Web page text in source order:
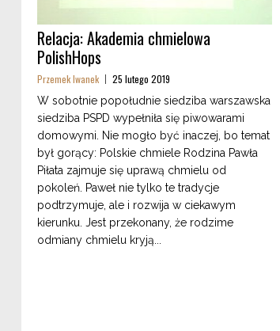
Relacja: Akademia chmielowa
PolishHops
Przemek Iwanek 25 lutego 2019
W sobotnie popołudnie siedziba warszawska
siedziba PSPD wypełniła się piwowarami
domowymi. Nie mogło być inaczej, bo temat
był gorący: Polskie chmiele Rodzina Pawła
Piłata zajmuje się uprawą chmielu od
pokoleń. Paweł nie tylko te tradycje
podtrzymuje, ale i rozwija w ciekawym
kierunku. Jest przekonany, że rodzime
odmiany chmielu kryją...